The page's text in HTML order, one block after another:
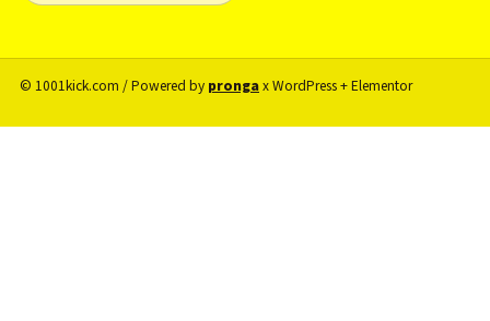
© 1001kick.com / Powered by prongax WordPress + Elementor